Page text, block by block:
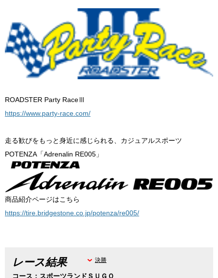
ROADSTER Party RaceⅢ
https://www.party-race.com/
走る歓びをもっと身近に感じられる、カジュアルスポーツ
POTENZA「Adrenalin RE005」
商品紹介ページはこちら
https://tire.bridgestone.co.jp/potenza/re005/
レース結果
コース：スポーツランドＳＵＧＯ
決勝